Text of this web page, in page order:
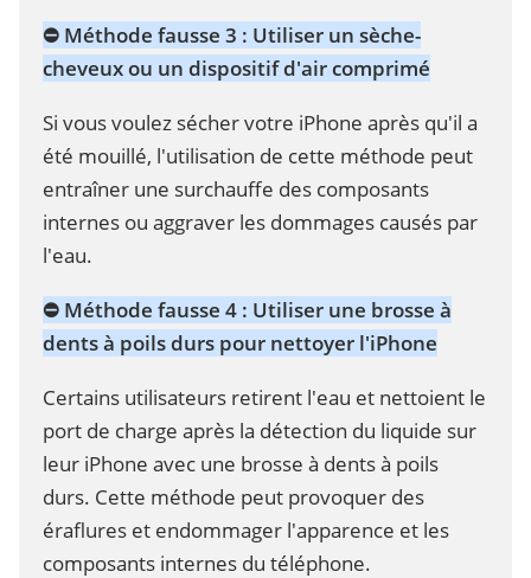
⛔ Méthode fausse 3 : Utiliser un sèche-
cheveux ou un dispositif d'air comprimé
Si vous voulez sécher votre iPhone après qu'il a
été mouillé, l'utilisation de cette méthode peut
entraîner une surchauffe des composants
internes ou aggraver les dommages causés par
l'eau.
⛔ Méthode fausse 4 : Utiliser une brosse à
dents à poils durs pour nettoyer l'iPhone
Certains utilisateurs retirent l'eau et nettoient le
port de charge après la détection du liquide sur
leur iPhone avec une brosse à dents à poils
durs. Cette méthode peut provoquer des
éraflures et endommager l'apparence et les
composants internes du téléphone.